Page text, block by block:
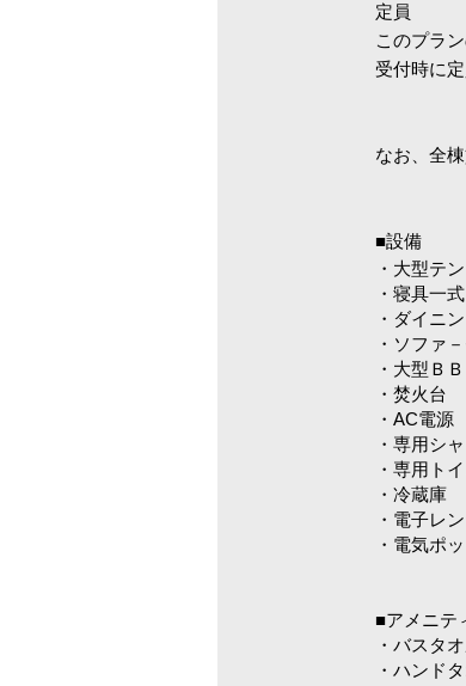
定員
このプラ
受付時に
なお、全
■設備
・大型テ
・寝具一式
・ダイニ
・ソファ
・大型Ｂ
・焚火台
・AC電
・専用シ
・専用ト
・冷蔵庫
・電子レ
・電気ポ
■アメニテ
・バスタ
・ハンド